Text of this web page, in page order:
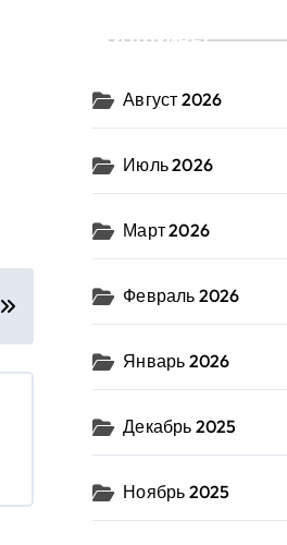
Архивы
Август 2026
Июль 2026
Март 2026
Февраль 2026
Январь 2026
Декабрь 2025
Ноябрь 2025